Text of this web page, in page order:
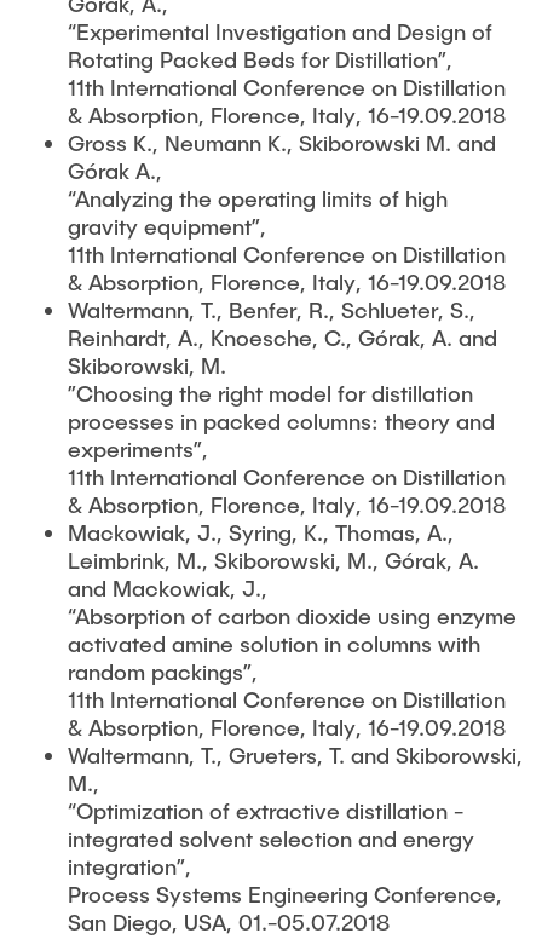
“Experimental Investigation and Design of
Rotating Packed Beds for Distillation”,
11th International Conference on Distillation
& Absorption, Florence, Italy, 16-19.09.2018
Gross K., Neumann K., Skiborowski M. and
Górak A.,
“Analyzing the operating limits of high
gravity equipment”,
11th International Conference on Distillation
& Absorption, Florence, Italy, 16-19.09.2018
Waltermann, T., Benfer, R., Schlueter, S.,
Reinhardt, A., Knoesche, C., Górak, A. and
Skiborowski, M.
”Choosing the right model for distillation
processes in packed columns: theory and
experiments”,
11th International Conference on Distillation
& Absorption, Florence, Italy, 16-19.09.2018
Mackowiak, J., Syring, K., Thomas, A.,
Leimbrink, M., Skiborowski, M., Górak, A.
and Mackowiak, J.,
“Absorption of carbon dioxide using enzyme
activated amine solution in columns with
random packings”,
11th International Conference on Distillation
& Absorption, Florence, Italy, 16-19.09.2018
Waltermann, T., Grueters, T. and Skiborowski,
M.,
“Optimization of extractive distillation -
integrated solvent selection and energy
integration”,
Process Systems Engineering Conference,
San Diego, USA, 01.-05.07.2018